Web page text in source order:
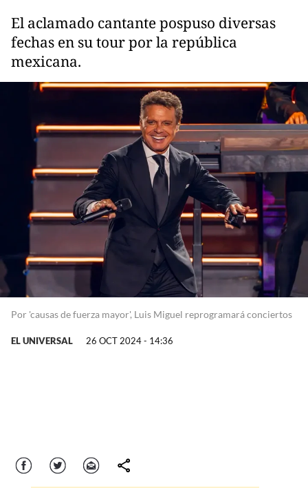
El aclamado cantante pospuso diversas
fechas en su tour por la república
mexicana.
Por 'causas de fuerza mayor', Luis Miguel reprogramará conciertos
EL UNIVERSAL 26 OCT 2024 - 14:36
Facebook Twitter Correo comparte